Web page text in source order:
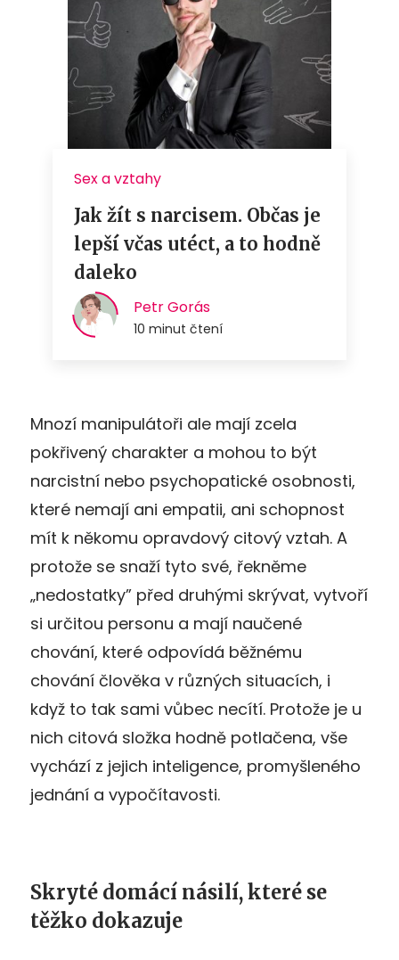
Mnozí manipulátoři ale mají zcela
pokřivený charakter a mohou to být
narcistní nebo psychopatické osobnosti,
které nemají ani empatii, ani schopnost
mít k někomu opravdový citový vztah. A
protože se snaží tyto své, řekněme
„nedostatky” před druhými skrývat, vytvoří
si určitou personu a mají naučené
chování, které odpovídá běžnému
chování člověka v různých situacích, i
když to tak sami vůbec necítí. Protože je u
nich citová složka hodně potlačena, vše
vychází z jejich inteligence, promyšleného
jednání a vypočítavosti.
Skryté domácí násilí, které se
těžko dokazuje